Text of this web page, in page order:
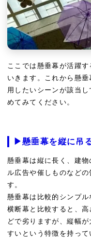
ここでは懸垂幕が活躍
いきます。これから懸
用したいシーンが該当
めてみてください。
▶懸垂幕を縦に吊
懸垂幕は縦に長く、建
ル広告や催しものなど
す。
懸垂幕は比較的シンプル
横断幕と比較すると、
どで劣りますが、縦幅
すいという特徴を持って